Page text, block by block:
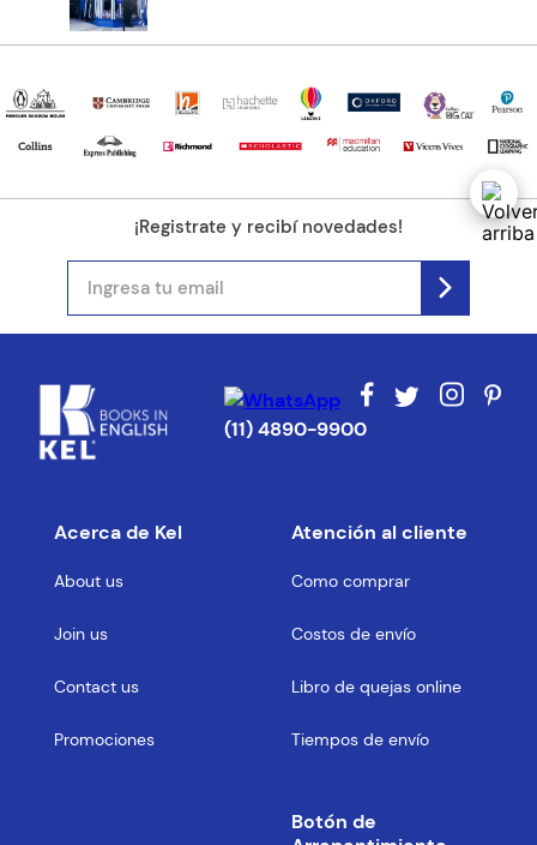
Tu ubicación
Dirección de email
¡Registrate y recibí novedades!
(11) 4890-9900
Acerca de Kel
About us
Join us
Contact us
Promociones
Atención al cliente
Como comprar
Costos de envío
Libro de quejas online
Tiempos de envío
Botón de